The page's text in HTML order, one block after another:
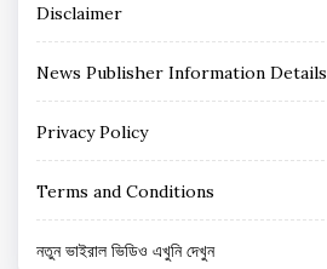
Disclaimer
News Publisher Information Details
Privacy Policy
Terms and Conditions
নতুন ভাইরাল ভিডিও এখুনি দেখুন